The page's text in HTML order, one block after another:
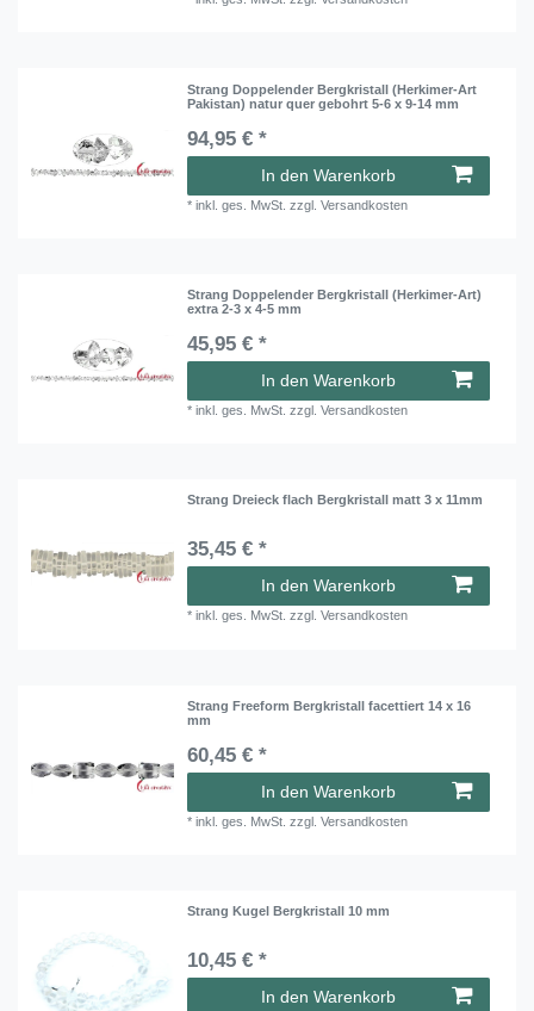
Strang Doppelender Bergkristall (Herkimer-Art
Pakistan) natur quer gebohrt 5-6 x 9-14 mm
94,95 € *
In den Warenkorb
*inkl. ges. MwSt. zzgl.Versandkosten
Strang Doppelender Bergkristall (Herkimer-Art)
extra 2-3 x 4-5 mm
45,95 € *
In den Warenkorb
*inkl. ges. MwSt. zzgl.Versandkosten
Strang Dreieck flach Bergkristall matt 3 x 11mm
35,45 € *
In den Warenkorb
*inkl. ges. MwSt. zzgl.Versandkosten
Strang Freeform Bergkristall facettiert 14 x 16
mm
60,45 € *
In den Warenkorb
*inkl. ges. MwSt. zzgl.Versandkosten
Strang Kugel Bergkristall 10 mm
10,45 € *
In den Warenkorb